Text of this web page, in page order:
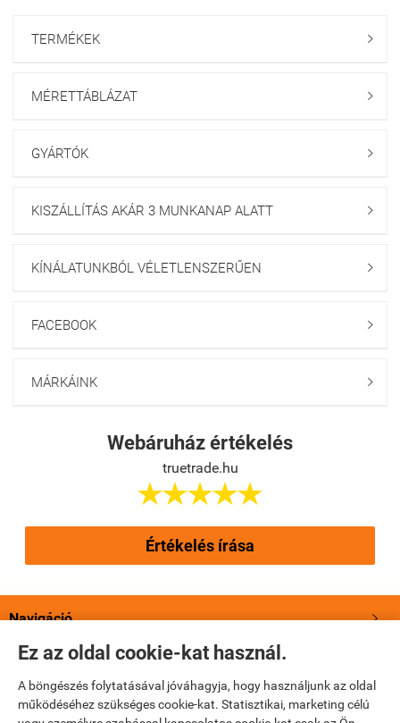
Ez az oldal cookie-kat használ.
A böngészés folytatásával jóváhagyja, hogy használjunk az oldal
működéséhez szükséges cookie-kat. Statisztikai, marketing célú
TERMÉKEK 
MÉRETTÁBLÁZAT 
GYÁRTÓK 
KISZÁLLÍTÁS AKÁR 3 MUNKANAP ALATT 
KÍNÁLATUNKBÓL VÉLETLENSZERŰEN 
FACEBOOK 
MÁRKÁINK 
Webáruház értékelés
truetrade.hu

Értékelés írása
Navigáció 
Saját fiók
Bemutatkozás